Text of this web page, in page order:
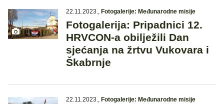
22.11.2023., Fotogalerije: Međunarodne misije
Fotogalerija: Pripadnici 12.
HRVCON-a obilježili Dan
sjećanja na žrtvu Vukovara i
Škabrnje
22.11.2023., Fotogalerije: Međunarodne misije